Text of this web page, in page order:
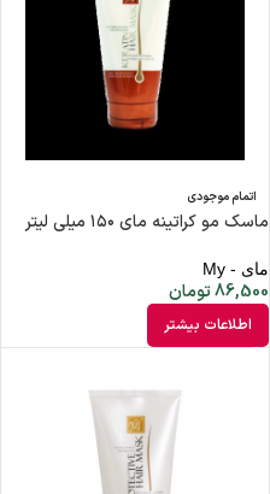
اتمام موجودی
ماسک مو کراتینه مای ۱۵۰ میلی لیتر
مای - My
86,500تومان
اطلاعات بیشتر